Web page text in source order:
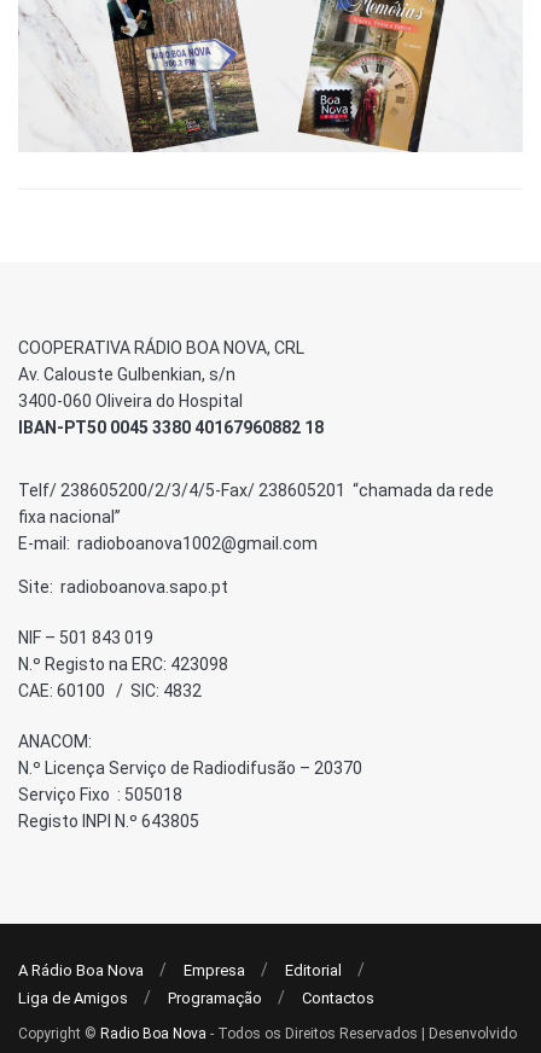
COOPERATIVA RÁDIO BOA NOVA, CRL
Av. Calouste Gulbenkian, s/n
3400-060 Oliveira do Hospital
IBAN-PT50 0045 3380 40167960882 18
Telf/ 238605200/2/3/4/5-Fax/ 238605201 “chamada da rede
fixa nacional”
E-mail: radioboanova1002@gmail.com
Site: radioboanova.sapo.pt
NIF – 501 843 019
N.º Registo na ERC: 423098
CAE: 60100 / SIC: 4832
ANACOM:
N.º Licença Serviço de Radiodifusão – 20370
Serviço Fixo : 505018
Registo INPI N.º 643805
A Rádio Boa Nova Empresa
Editorial
Liga de Amigos
Programação Contactos
Copyright © Radio Boa Nova - Todos os Direitos Reservados | Desenvolvido